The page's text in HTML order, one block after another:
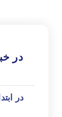
در
در